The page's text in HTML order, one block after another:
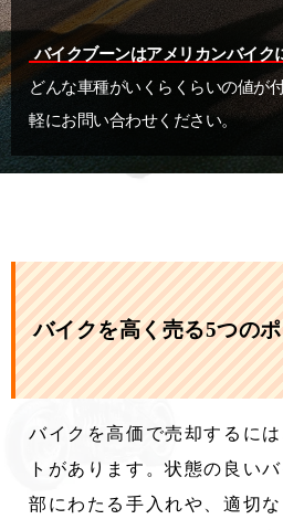
バイクブーンはアメリカンバイク
どんな車種がいくらくらいの値が
軽にお問い合わせください。
バイクを高く売る5つの
バイクを高価で売却するに
トがあります。状態の良い
部にわたる手入れや、適切